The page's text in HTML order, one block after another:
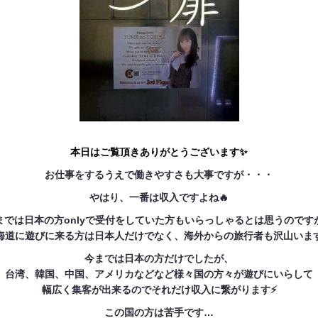
本日はご覧頂きありがとうございます✨
お仕事をするうえで働きやすさも大事ですが・・・
やはり、一番は収入ですよね🔥
では日本の方onlyで受付をしていた方もいらっしゃるとは思うのです
道に遊びに来る方は日本人だけでなく、海外からの旅行者も沢山い
今までは日本の方だけでしたが、
台湾、韓国、中国、アメリカなどなど様々国の方々が遊びにいらして
幅広く集客が出来るのでそれだけ収入に繋がります⚡
この国の方は苦手です…